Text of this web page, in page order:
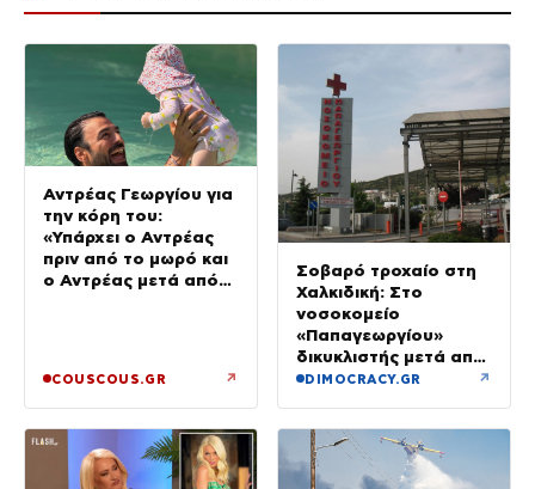
Αντρέας Γεωργίου για
την κόρη του:
«Υπάρχει ο Αντρέας
πριν από το μωρό και
ο Αντρέας μετά από
COUSCOUS.GR ↗
Σοβαρό τροχαίο στη
Χαλκιδική: Στο
νοσοκομείο
«Παπαγεωργίου»
δικυκλιστής μετά από
σύγκρουση
DIMOCRACY.GR ↗